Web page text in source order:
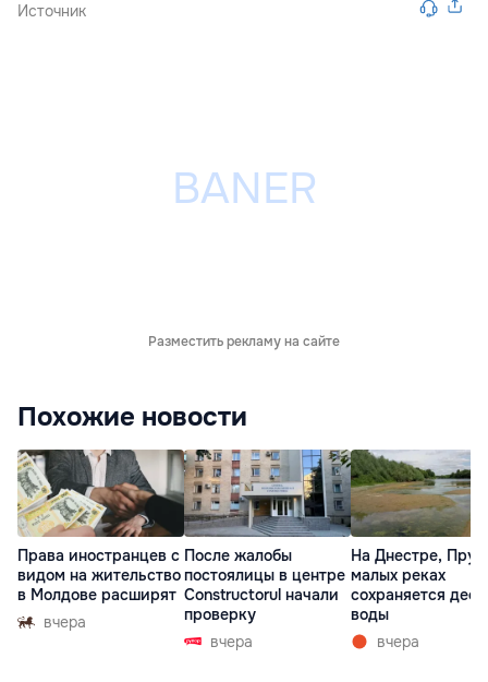
Источник
Разместить рекламу на сайте
Похожие новости
Права иностранцев с
видом на жительство
в Молдове расширят
вчера
После жалобы
постоялицы в центре
Constructorul начали
проверку
вчера
На Днестре,
малых реках
сохраняется
воды
вчера